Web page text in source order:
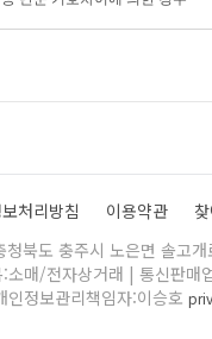
처리방침 이용약관
북도 충주시 노은면 솔고
매/전자상거래 | 통신판매
정보관리책임자:이승호